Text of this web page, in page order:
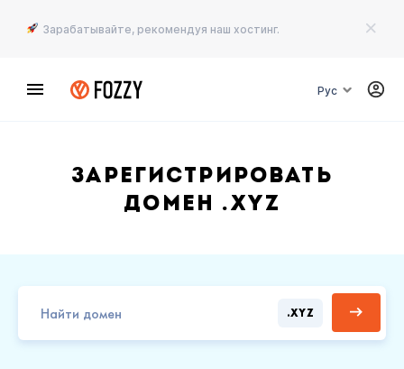
Зарабатывайте, рекомендуя наш хостинг.
Рус
Зарегистрировать
домен .XYZ
.XYZ